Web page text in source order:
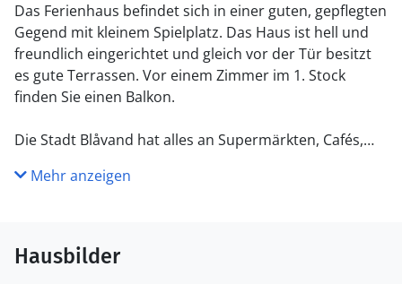
Das Ferienhaus befindet sich in einer guten, gepflegten
Gegend mit kleinem Spielplatz. Das Haus ist hell und
freundlich eingerichtet und gleich vor der Tür besitzt
es gute Terrassen. Vor einem Zimmer im 1. Stock
finden Sie einen Balkon.
Die Stadt Blåvand hat alles an Supermärkten, Cafés,
können sogar Ihre eigenen Bonbons herstellen,
Strände in der Umgebung und das architektonisch
spannende Tirpitz Museum.
Mehr anzeigen
Hausbilder